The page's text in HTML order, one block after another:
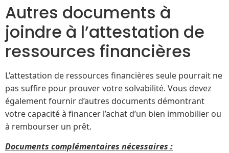
Autres documents à
joindre à l’attestation de
ressources financières
L’attestation de ressources financières seule pourrait ne
pas suffire pour prouver votre solvabilité. Vous devez
également fournir d’autres documents démontrant
votre capacité à financer l’achat d’un bien immobilier ou
à rembourser un prêt.
Documents complémentaires nécessaires :